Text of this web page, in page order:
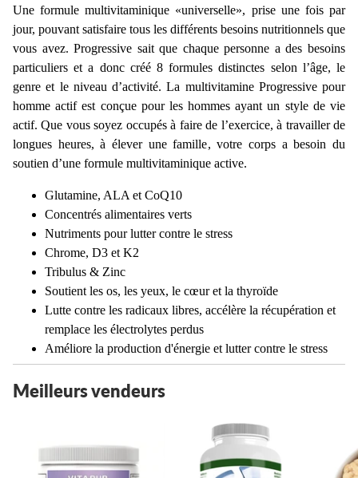
Une formule multivitaminique «universelle», prise une fois par
jour, pouvant satisfaire tous les différents besoins nutritionnels que
vous avez. Progressive sait que chaque personne a des besoins
particuliers et a donc créé 8 formules distinctes selon l’âge, le
genre et le niveau d’activité. La multivitamine Progressive pour
homme actif est conçue pour les hommes ayant un style de vie
actif. Que vous soyez occupés à faire de l’exercice, à travailler de
longues heures, à élever une famille, votre corps a besoin du
soutien d’une formule multivitaminique active.
Glutamine, ALA et CoQ10
Concentrés alimentaires verts
Nutriments pour lutter contre le stress
Chrome, D3 et K2
Tribulus & Zinc
Soutient les os, les yeux, le cœur et la thyroïde
Lutte contre les radicaux libres, accélère la récupération et
remplace les électrolytes perdus
Améliore la production d'énergie et lutter contre le stress
Meilleurs vendeurs